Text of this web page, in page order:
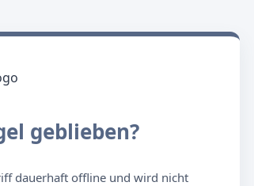
geblieben?
dauerhaft offline und wird nicht